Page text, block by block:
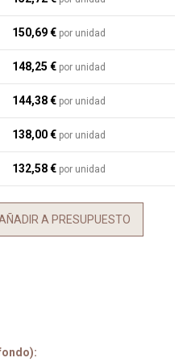
150,69 € por unidad
148,25 € por unidad
144,38 € por unidad
138,00 € por unidad
132,58 € por unidad
A PRESUPUESTO